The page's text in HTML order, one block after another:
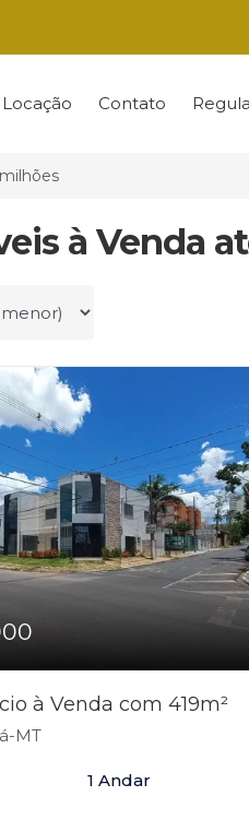
Locação Contato
à Venda
à Venda com 419m²
MT
1 Andar